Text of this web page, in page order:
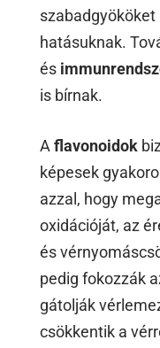
hatásuknak.
és
is bírnak.
A flavonoidok
képesek
azzal, hogy
oxidációját, az
és
pedig fokozzák
gátolják
csökkentik a